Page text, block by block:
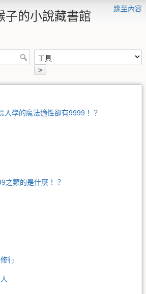
跳至內容
子的小說藏書館
>
入學的魔法適性卻有9999！？
之類的是什麼！？
行